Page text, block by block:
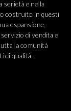
serietà e nella
costruito in questi
espansione,
di vendita e
la comunità
di qualità.